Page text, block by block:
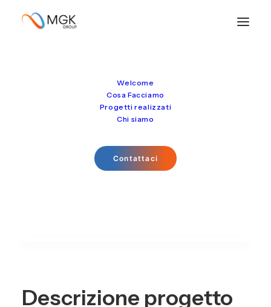
Welcome
Cosa Facciamo
Progetti realizzati
Chi siamo
Contattaci
Scheda progetto
Descrizione progetto